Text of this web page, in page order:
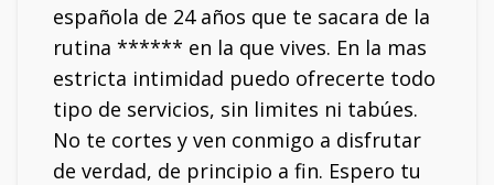
española de 24 años que te sacara de la
rutina ****** en la que vives. En la mas
estricta intimidad puedo ofrecerte todo
tipo de servicios, sin limites ni tabúes.
No te cortes y ven conmigo a disfrutar
de verdad, de principio a fin. Espero tu